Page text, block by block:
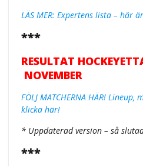
LÄS MER: Expertens lista – här
***
RESULTAT
NOVEMBER
FÖLJ MATCHERNA HÄR!
klicka här!
* Uppdaterad version – så
***